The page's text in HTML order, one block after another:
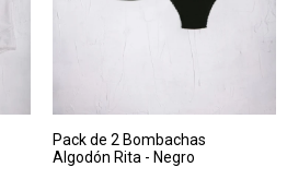
Pack de 2 Bombachas
Algodón Rita - Negro